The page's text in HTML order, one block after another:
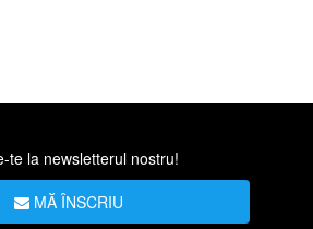
te la newsletterul nostru!
MĂ ÎNSCRIU